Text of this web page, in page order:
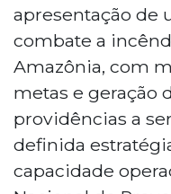
apresentação de
combate a
Amazônia, com
metas e geração
providências a
definida
capacidade